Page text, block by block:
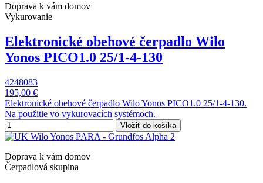
Doprava k vám domov
Vykurovanie
Elektronické obehové čerpadlo Wilo
Yonos PICO1.0 25/1-4-130
4248083
195,00 €
Elektronické obehové čerpadlo Wilo Yonos PICO1.0 25/1-4-130.
Na použitie vo vykurovacích systémoch.
Vložiť do košíka
Doprava k vám domov
Čerpadlová skupina